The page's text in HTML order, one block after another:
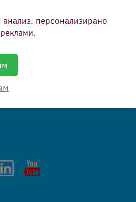
анализ, персонализирано